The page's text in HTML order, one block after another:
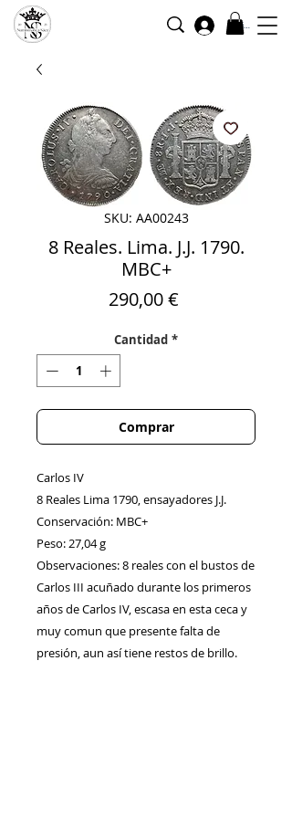
Iniciar sesión
SKU: AA00243
8 Reales. Lima. J.J. 1790.
MBC+
290,00 €
Cantidad *
Comprar
Carlos IV
8 Reales Lima 1790, ensayadores J.J.
Conservación: MBC+
Peso: 27,04 g
Observaciones: 8 reales con el bustos de
Carlos III acuñado durante los primeros
años de Carlos IV, escasa en esta ceca y
muy comun que presente falta de
presión, aun así tiene restos de brillo.